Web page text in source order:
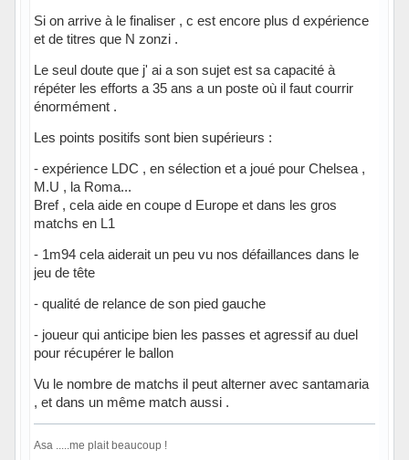
Si on arrive à le finaliser , c est encore plus d expérience
et de titres que N zonzi .
Le seul doute que j' ai a son sujet est sa capacité à
répéter les efforts a 35 ans a un poste où il faut courrir
énormément .
Les points positifs sont bien supérieurs :
- expérience LDC , en sélection et a joué pour Chelsea ,
M.U , la Roma...
Bref , cela aide en coupe d Europe et dans les gros
matchs en L1
- 1m94 cela aiderait un peu vu nos défaillances dans le
jeu de tête
- qualité de relance de son pied gauche
- joueur qui anticipe bien les passes et agressif au duel
pour récupérer le ballon
Vu le nombre de matchs il peut alterner avec santamaria
, et dans un même match aussi .
Asa .....me plait beaucoup !